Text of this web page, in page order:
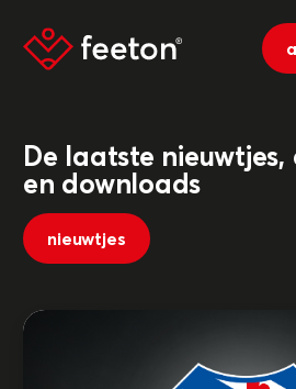
De laatste
en downloads
nieuwtjes